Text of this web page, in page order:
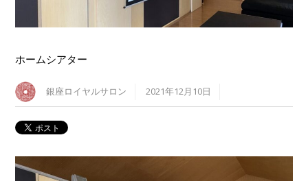
ホームシアター
銀座ロイヤルサロン 2021年12月10日